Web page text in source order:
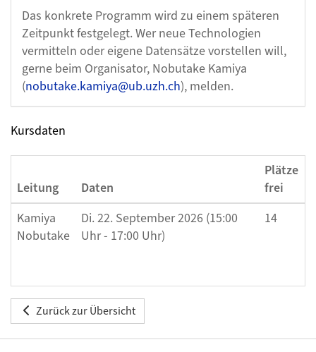
Das konkrete Programm wird zu einem späteren
Zeitpunkt festgelegt. Wer neue Technologien
vermitteln oder eigene Datensätze vorstellen will,
gerne beim Organisator, Nobutake Kamiya
(nobutake.kamiya@ub.uzh.ch), melden.
Kursdaten
Leitung Daten
Plätze
frei
Kamiya
Nobutake
Di. 22. September 2026 (15:00
Uhr - 17:00 Uhr)
14
Zurück zur Übersicht